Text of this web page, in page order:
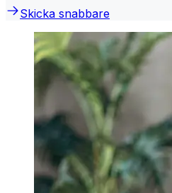
Skicka snabbare